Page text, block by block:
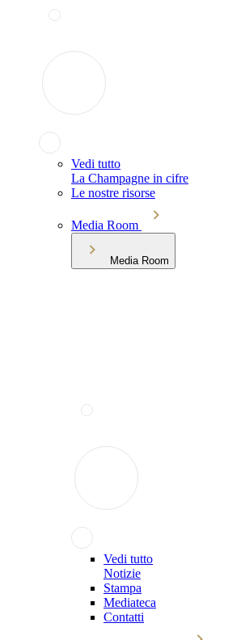
Vedi tutto
La Champagne in cifre
Le nostre risorse
Media Room
Media Room
Vedi tutto
Notizie
Stampa
Mediateca
Contatti